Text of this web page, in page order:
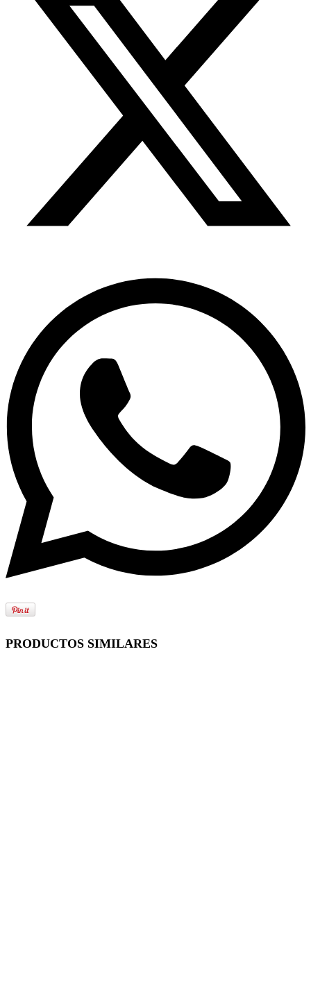
PRODUCTOS SIMILARES